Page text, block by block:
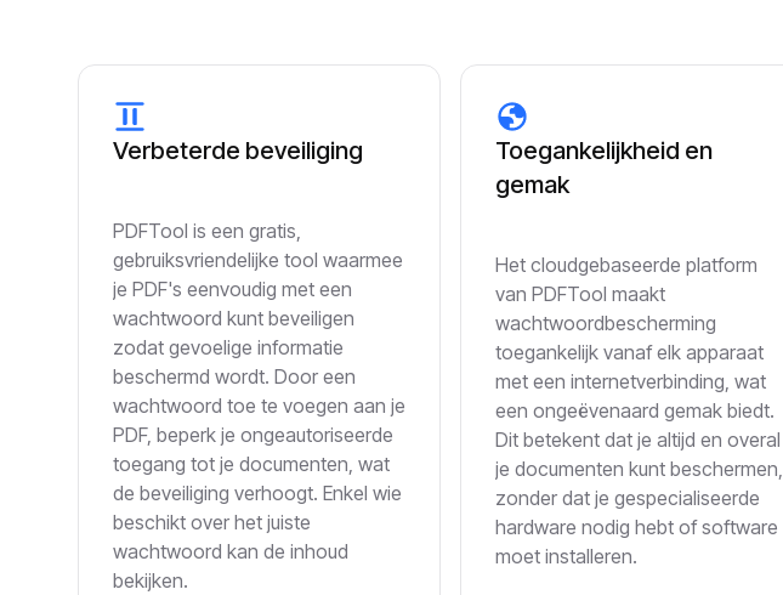
Verbeterde beveiliging
PDFTool is een gratis,
gebruiksvriendelijke tool waarmee
je PDF's eenvoudig met een
wachtwoord kunt beveiligen
zodat gevoelige informatie
beschermd wordt. Door een
wachtwoord toe te voegen aan je
PDF, beperk je ongeautoriseerde
toegang tot je documenten, wat
de beveiliging verhoogt. Enkel wie
beschikt over het juiste
wachtwoord kan de inhoud
bekijken.
Toegankelijkheid en
gemak
Het cloudgebaseerde platform
van PDFTool maakt
wachtwoordbescherming
toegankelijk vanaf elk apparaat
met een internetverbinding, wat
een ongeëvenaard gemak biedt.
Dit betekent dat je altijd en overal
je documenten kunt beschermen,
zonder dat je gespecialiseerde
hardware nodig hebt of software
moet installeren.